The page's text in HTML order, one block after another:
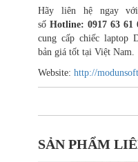
Hãy liên hệ ngay
số Hotline: 0917 63 61
cung cấp chiếc laptop
bản giá tốt tại Việt Nam.
Website: http://
SẢN PHẨM